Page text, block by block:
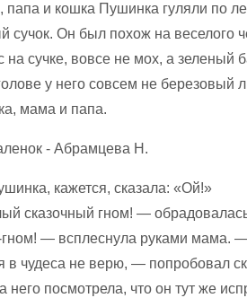
папа и кошка Пушинка гуляли по
сучок. Он был похож на веселого
на сучке, вовсе не мох, а зеленый
у него совсем не
мама и папа.
кажется, сказала: «Ой!»
сказочный гном! —
— всплеснула руками мама. —
чудеса не верю, — попробовал
него посмотрела, что он тут же